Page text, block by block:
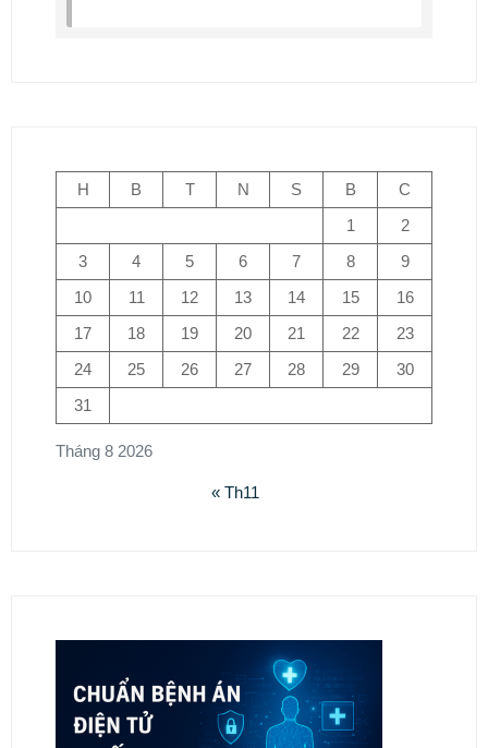
Tháng 8 2026
H B T N S B
C
1
2
3
4 5 6 7 8
9
10
11 12 13 14 15
16
17
18 19 20 21 22
23
24
25 26 27 28 29
30
31
« Th11